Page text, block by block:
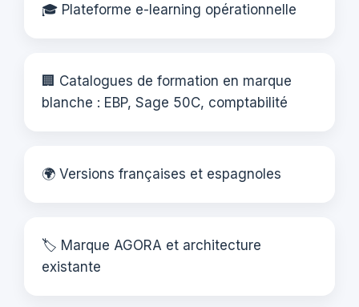
🎓 Plateforme e-learning opérationnelle
🏢 Catalogues de formation en marque
blanche : EBP, Sage 50C, comptabilité
🌍 Versions françaises et espagnoles
🏷️ Marque AGORA et architecture
existante